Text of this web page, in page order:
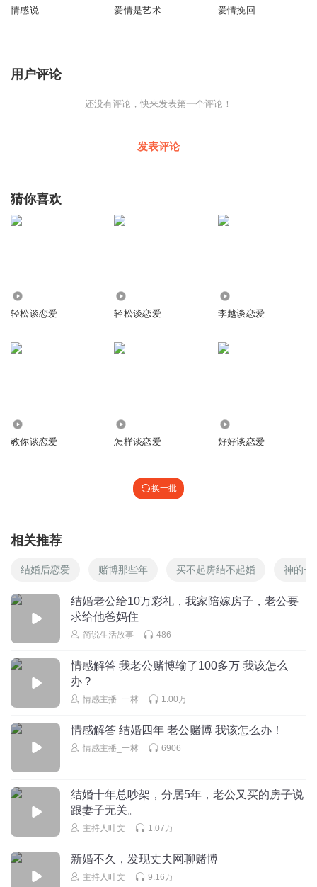
情感说 爱情是艺术 爱情挽回
用户评论
还没有评论，快来发表第一个评论！
发表评论
猜你喜欢
轻松谈恋爱 轻松谈恋爱 李越谈恋爱
教你谈恋爱 怎样谈恋爱 好好谈恋爱
换一批
相关推荐
结婚后恋爱 赌博那些年 买不起房结不起婚 神的一
结婚老公给10万彩礼，我家陪嫁房子，老公要
求给他爸妈住
简说生活故事 486
情感解答 我老公赌博输了100多万 我该怎么
办？
情感主播_一林 1.00万
情感解答 结婚四年 老公赌博 我该怎么办！
情感主播_一林 6906
结婚十年总吵架，分居5年，老公又买的房子说
跟妻子无关。
主持人叶文 1.07万
新婚不久，发现丈夫网聊赌博
主持人叶文 9.16万